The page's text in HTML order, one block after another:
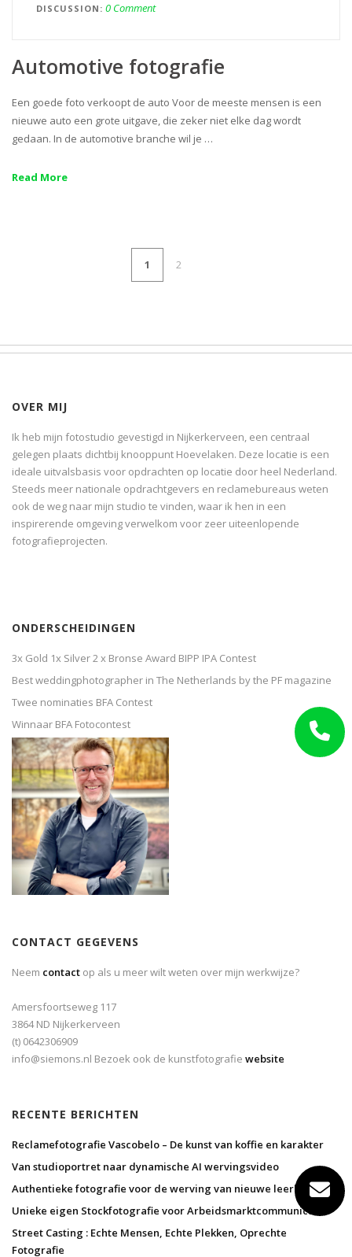
DISCUSSION 0 Comment
Automotive fotografie
Een goede foto verkoopt de auto Voor de meeste mensen is een
nieuwe auto een grote uitgave, die zeker niet elke dag wordt
gedaan. In de automotive branche wil je …
Read More
1 2
OVER MIJ
Ik heb mijn fotostudio gevestigd in Nijkerkerveen, een centraal
gelegen plaats dichtbij knooppunt Hoevelaken. Deze locatie is een
ideale uitvalsbasis voor opdrachten op locatie door heel Nederland.
Steeds meer nationale opdrachtgevers en reclamebureaus weten
ook de weg naar mijn studio te vinden, waar ik hen in een
inspirerende omgeving verwelkom voor zeer uiteenlopende
fotografieprojecten.
ONDERSCHEIDINGEN
3x Gold 1x Silver 2 x Bronse Award BIPP IPA Contest
Best weddingphotographer in The Netherlands by the PF magazine
Twee nominaties BFA Contest
Winnaar BFA Fotocontest
CONTACT GEGEVENS
Neem contact op als u meer wilt weten over mijn werkwijze?
Amersfoortseweg 117
3864 ND Nijkerkerveen
(t) 0642306909
info@siemons.nl Bezoek ook de kunstfotografie website
RECENTE BERICHTEN
Reclamefotografie Vascobelo – De kunst van koffie en karakter
Van studioportret naar dynamische AI wervingsvideo
Authentieke fotografie voor de werving van nieuwe leerlingen
Unieke eigen Stockfotografie voor Arbeidsmarktcommunicatie
Street Casting : Echte Mensen, Echte Plekken, Oprechte
Fotografie